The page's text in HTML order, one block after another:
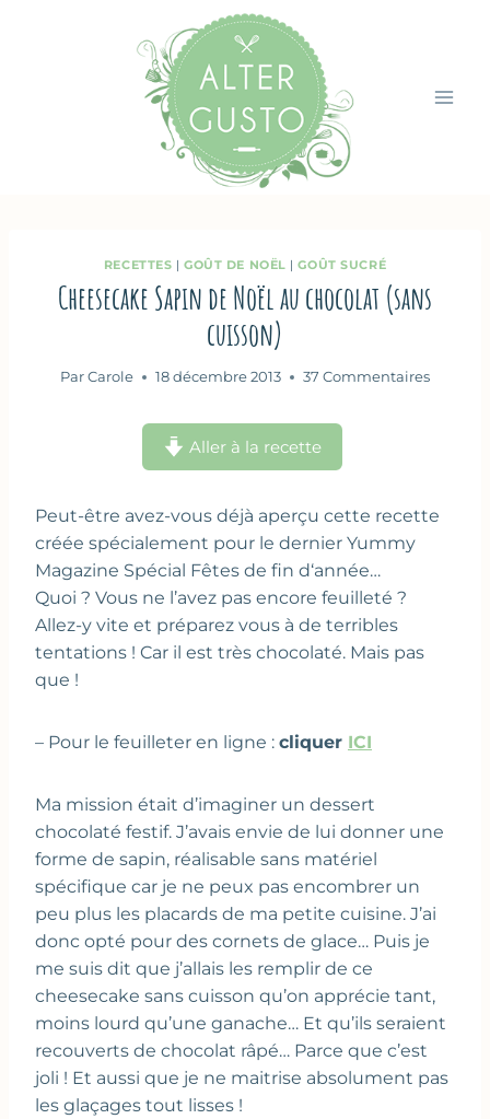
RECETTES |GOÛT DE NOËL |GOÛT SUCRÉ
Cheesecake Sapin de Noël au chocolat (sans
cuisson)
Par Carole 18 décembre 2013 37 Commentaires
Aller à la recette
Peut-être avez-vous déjà aperçu cette recette
créée spécialement pour le dernier Yummy
Magazine Spécial Fêtes de fin d‘année…
Quoi ? Vous ne l’avez pas encore feuilleté ?
Allez-y vite et préparez vous à de terribles
tentations ! Car il est très chocolaté. Mais pas
que !
– Pour le feuilleter en ligne : cliquer ICI
Ma mission était d’imaginer un dessert
chocolaté festif. J’avais envie de lui donner une
forme de sapin, réalisable sans matériel
spécifique car je ne peux pas encombrer un
peu plus les placards de ma petite cuisine. J’ai
donc opté pour des cornets de glace… Puis je
me suis dit que j’allais les remplir de ce
cheesecake sans cuisson qu’on apprécie tant,
moins lourd qu’une ganache… Et qu’ils seraient
recouverts de chocolat râpé… Parce que c’est
joli ! Et aussi que je ne maitrise absolument pas
les glaçages tout lisses !